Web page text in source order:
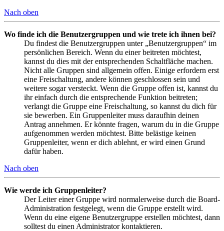
Nach oben
Wo finde ich die Benutzergruppen und wie trete ich ihnen bei?
Du findest die Benutzergruppen unter „Benutzergruppen“ im
persönlichen Bereich. Wenn du einer beitreten möchtest,
kannst du dies mit der entsprechenden Schaltfläche machen.
Nicht alle Gruppen sind allgemein offen. Einige erfordern erst
eine Freischaltung, andere können geschlossen sein und
weitere sogar versteckt. Wenn die Gruppe offen ist, kannst du
ihr einfach durch die entsprechende Funktion beitreten;
verlangt die Gruppe eine Freischaltung, so kannst du dich für
sie bewerben. Ein Gruppenleiter muss daraufhin deinen
Antrag annehmen. Er könnte fragen, warum du in die Gruppe
aufgenommen werden möchtest. Bitte belästige keinen
Gruppenleiter, wenn er dich ablehnt, er wird einen Grund
dafür haben.
Nach oben
Wie werde ich Gruppenleiter?
Der Leiter einer Gruppe wird normalerweise durch die Board-
Administration festgelegt, wenn die Gruppe erstellt wird.
Wenn du eine eigene Benutzergruppe erstellen möchtest, dann
solltest du einen Administrator kontaktieren.